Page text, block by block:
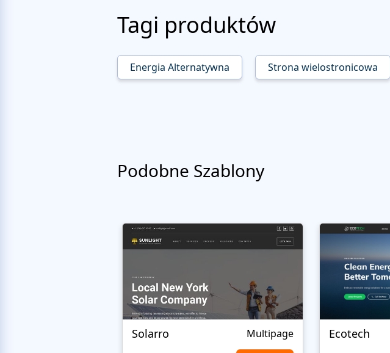
Tagi produktów
Energia Alternatywna Strona wielostronicowa
Podobne Szablony
Solarro Multipage Ecotech